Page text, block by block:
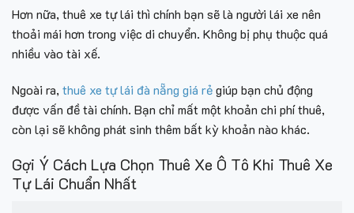
Hơn nữa, thuê xe tự lái thì chính bạn sẽ là người lái xe nên
thoải mái hơn trong việc di chuyển. Không bị phụ thuộc quá
nhiều vào tài xế.
Ngoài ra,thuê xe tự lái đà nẵng giá rẻgiúp bạn chủ động
được vấn đề tài chính. Bạn chỉ mất một khoản chi phí thuê,
còn lại sẽ không phát sinh thêm bất kỳ khoản nào khác.
Gợi Ý Cách Lựa Chọn Thuê Xe Ô Tô Khi Thuê Xe
Tự Lái Chuẩn Nhất